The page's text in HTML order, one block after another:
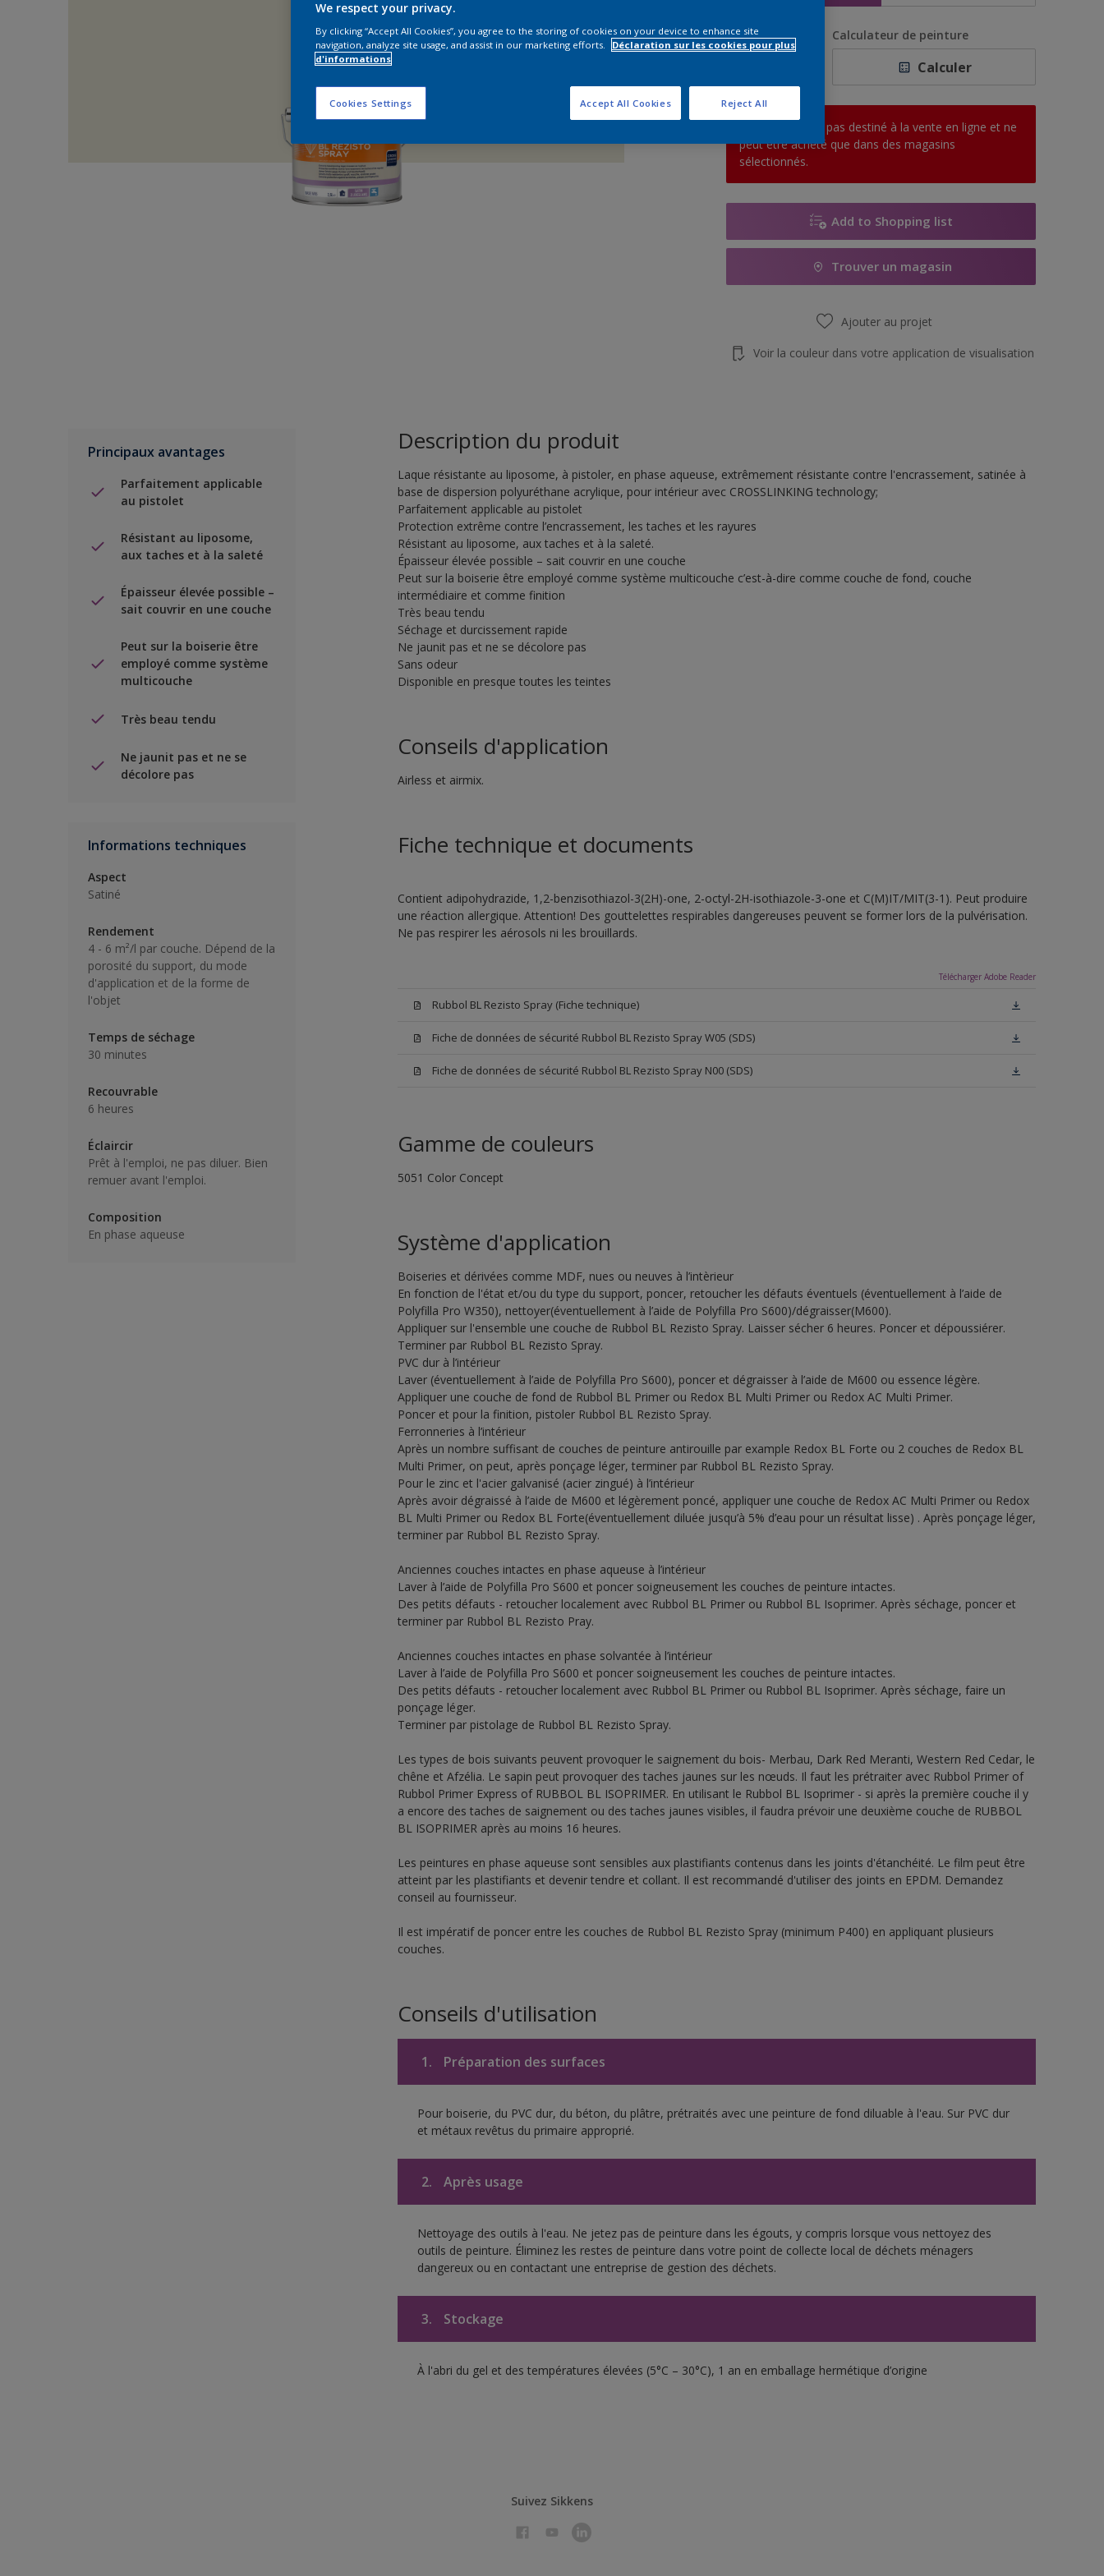
Quantité Calculateur de peinture
Calculer
Ce produit n'est pas destiné à la vente en ligne et ne
peut être acheté que dans des magasins
sélectionnés.
Add to Shopping list
Trouver un magasin
Ajouter au projet
Voir la couleur dans votre application de visualisation
Principaux avantages
Parfaitement applicable
au pistolet
Résistant au liposome,
aux taches et à la saleté
Épaisseur élevée possible –
sait couvrir en une couche
Peut sur la boiserie être
employé comme système
multicouche
Très beau tendu
Ne jaunit pas et ne se
décolore pas
Informations techniques
Aspect
Satiné
Rendement
4 - 6 m²/l par couche. Dépend de la
porosité du support, du mode
d'application et de la forme de
l'objet
Temps de séchage
30 minutes
Recouvrable
6 heures
Éclaircir
Prêt à l'emploi, ne pas diluer. Bien
remuer avant l'emploi.
Composition
En phase aqueuse
Description du produit
Laque résistante au liposome, à pistoler, en phase aqueuse, extrêmement résistante contre l'encrassement, satinée à
base de dispersion polyuréthane acrylique, pour intérieur avec CROSSLINKING technology;
Parfaitement applicable au pistolet
Protection extrême contre l’encrassement, les taches et les rayures
Résistant au liposome, aux taches et à la saleté.
Épaisseur élevée possible – sait couvrir en une couche
Peut sur la boiserie être employé comme système multicouche c’est-à-dire comme couche de fond, couche
intermédiaire et comme finition
Très beau tendu
Séchage et durcissement rapide
Ne jaunit pas et ne se décolore pas
Sans odeur
Disponible en presque toutes les teintes
Conseils d'application
Airless et airmix.
Fiche technique et documents
Contient adipohydrazide, 1,2-benzisothiazol-3(2H)-one, 2-octyl-2H-isothiazole-3-one et C(M)IT/MIT(3-1). Peut produire
une réaction allergique. Attention! Des gouttelettes respirables dangereuses peuvent se former lors de la pulvérisation.
Ne pas respirer les aérosols ni les brouillards.
Télécharger Adobe Reader
Rubbol BL Rezisto Spray (Fiche technique)
Fiche de données de sécurité Rubbol BL Rezisto Spray W05 (SDS)
Fiche de données de sécurité Rubbol BL Rezisto Spray N00 (SDS)
Gamme de couleurs
5051 Color Concept
Système d'application
Boiseries et dérivées comme MDF, nues ou neuves à l’intèrieur
En fonction de l'état et/ou du type du support, poncer, retoucher les défauts éventuels (éventuellement à l’aide de
Polyfilla Pro W350), nettoyer(éventuellement à l’aide de Polyfilla Pro S600)/dégraisser(M600).
Appliquer sur l'ensemble une couche de Rubbol BL Rezisto Spray. Laisser sécher 6 heures. Poncer et dépoussiérer.
Terminer par Rubbol BL Rezisto Spray.
PVC dur à l’intérieur
Laver (éventuellement à l’aide de Polyfilla Pro S600), poncer et dégraisser à l’aide de M600 ou essence légère.
Appliquer une couche de fond de Rubbol BL Primer ou Redox BL Multi Primer ou Redox AC Multi Primer.
Poncer et pour la finition, pistoler Rubbol BL Rezisto Spray.
Ferronneries à l’intérieur
Après un nombre suffisant de couches de peinture antirouille par example Redox BL Forte ou 2 couches de Redox BL
Multi Primer, on peut, après ponçage léger, terminer par Rubbol BL Rezisto Spray.
Pour le zinc et l'acier galvanisé (acier zingué) à l’intérieur
Après avoir dégraissé à l’aide de M600 et légèrement poncé, appliquer une couche de Redox AC Multi Primer ou Redox
BL Multi Primer ou Redox BL Forte(éventuellement diluée jusqu’à 5% d’eau pour un résultat lisse) . Après ponçage léger,
terminer par Rubbol BL Rezisto Spray.
Anciennes couches intactes en phase aqueuse à l’intérieur
Laver à l’aide de Polyfilla Pro S600 et poncer soigneusement les couches de peinture intactes.
Des petits défauts - retoucher localement avec Rubbol BL Primer ou Rubbol BL Isoprimer. Après séchage, poncer et
terminer par Rubbol BL Rezisto Pray.
Anciennes couches intactes en phase solvantée à l’intérieur
Laver à l’aide de Polyfilla Pro S600 et poncer soigneusement les couches de peinture intactes.
Des petits défauts - retoucher localement avec Rubbol BL Primer ou Rubbol BL Isoprimer. Après séchage, faire un
ponçage léger.
Terminer par pistolage de Rubbol BL Rezisto Spray.
Les types de bois suivants peuvent provoquer le saignement du bois- Merbau, Dark Red Meranti, Western Red Cedar, le
chêne et Afzélia. Le sapin peut provoquer des taches jaunes sur les nœuds. Il faut les prétraiter avec Rubbol Primer of
Rubbol Primer Express of RUBBOL BL ISOPRIMER. En utilisant le Rubbol BL Isoprimer - si après la première couche il y
a encore des taches de saignement ou des taches jaunes visibles, il faudra prévoir une deuxième couche de RUBBOL
BL ISOPRIMER après au moins 16 heures.
Les peintures en phase aqueuse sont sensibles aux plastifiants contenus dans les joints d'étanchéité. Le film peut être
atteint par les plastifiants et devenir tendre et collant. Il est recommandé d'utiliser des joints en EPDM. Demandez
conseil au fournisseur.
Il est impératif de poncer entre les couches de Rubbol BL Rezisto Spray (minimum P400) en appliquant plusieurs
couches.
Conseils d'utilisation
1. Préparation des surfaces
Pour boiserie, du PVC dur, du béton, du plâtre, prétraités avec une peinture de fond diluable à l'eau. Sur PVC dur
et métaux revêtus du primaire approprié.
2. Après usage
Nettoyage des outils à l'eau. Ne jetez pas de peinture dans les égouts, y compris lorsque vous nettoyez des
outils de peinture. Éliminez les restes de peinture dans votre point de collecte local de déchets ménagers
dangereux ou en contactant une entreprise de gestion des déchets.
3. Stockage
À l'abri du gel et des températures élevées (5°C – 30°C), 1 an en emballage hermétique d’origine
Suivez Sikkens
We respect your privacy.
By clicking “Accept All Cookies”, you agree to the storing of cookies on your device to enhance site
navigation, analyze site usage, and assist in our marketing efforts.
Déclaration sur les cookies pour plus
d'informations
Cookies Settings Reject All
Accept All Cookies